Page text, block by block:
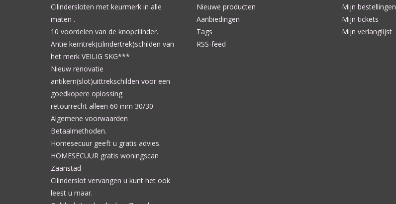
Cilindersloten met keurmerk in alle
maten .
10 voordelen van de knopcilinder.
Antie kerntrek(cilindertrek)schilden van
het merk VEILIG SKG***
Nieuw renovatie
antikern(slot)uittrekschilden voor een
goedkopere oplossing
retourrecht alleen 60 mm 30/30
Algemene voorwaarden
Betaalmethoden.
Homesecuur geeft u gratis advies.
HOMESECUUR gratis woningscan
Zaanstad
Cilinderslot vervangen u kunt het ook
leest u maar.
Nieuwe producten
Aanbiedingen
Tags
RSS-feed
Mijn bestellingen
Mijn tickets
Mijn verlanglijst